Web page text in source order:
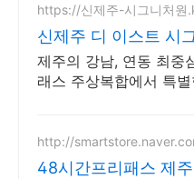
https://신제주-시그니처원
신제주 디 이스트 시
대표홈페이지
제주의 강남, 연동 최중
래스 주상복합에서 특별
http://
48시간프리패스 제